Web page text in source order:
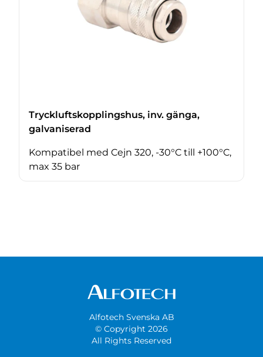
Tryckluftskopplingshus, inv. gänga,
galvaniserad
Kompatibel med Cejn 320, -30°C till +100°C,
max 35 bar
Alfotech Svenska AB
© Copyright 2026
All Rights Reserved